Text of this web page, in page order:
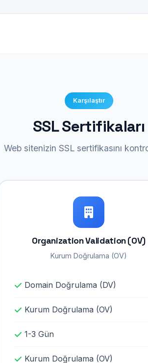
Karşılaştır
SSL Sertifikaları
Web sitenizin SSL sertifikasını
Organization Validation (OV)
Kurum Doğrulama (OV)
Domain Doğrulama (DV)
Kurum Doğrulama (OV)
1-3 Gün
Kurum Doğrulama (OV)